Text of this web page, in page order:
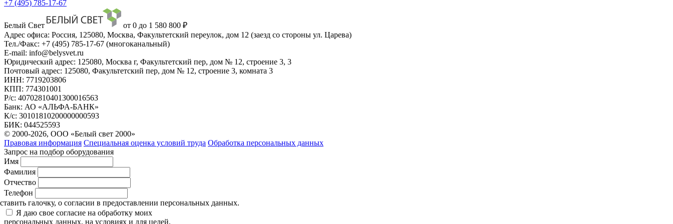
+7 (495) 785-17-67
Белый Свет
от 0 до 1 580 800 ₽
Адрес офиса: Россия, 125080, Москва, Факультетский переулок, дом 12 (заезд со стороны ул. Царева)
Тел./Факс: +7 (495) 785-17-67 (многоканальный)
E-mail: info@belysvet.ru
Юридический адрес: 125080, Москва г, Факультетский пер, дом № 12, строение 3, 3
Почтовый адрес: 125080, Факультетский пер, дом № 12, строение 3, комната 3
ИНН: 7719203806
КПП: 774301001
Р/с: 40702810401300016563
Банк: АО «АЛЬФА-БАНК»
К/с: 30101810200000000593
БИК: 044525593
© 2000-2026, ООО «Белый свет 2000»
Правовая информация Специальная оценка условий труда Обработка персональных данных
Запрос на подбор оборудования
Имя
Фамилия
Отчество
Телефон
галочку, о согласии в предоставлении персональных данных.
Я даю свое согласие на обработку моих
персональных данных, на условиях и для целей,